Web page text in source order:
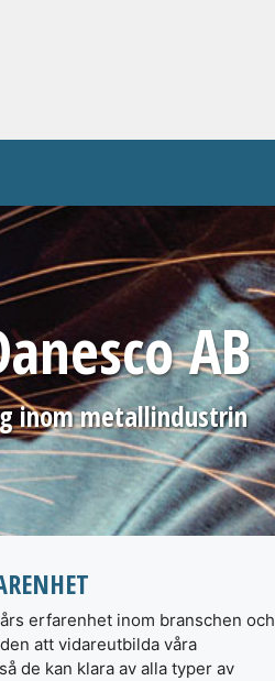
AB
inom metallindustrin
erfarenhet inom branschen och
att vidareutbilda våra
de kan klara av alla typer av